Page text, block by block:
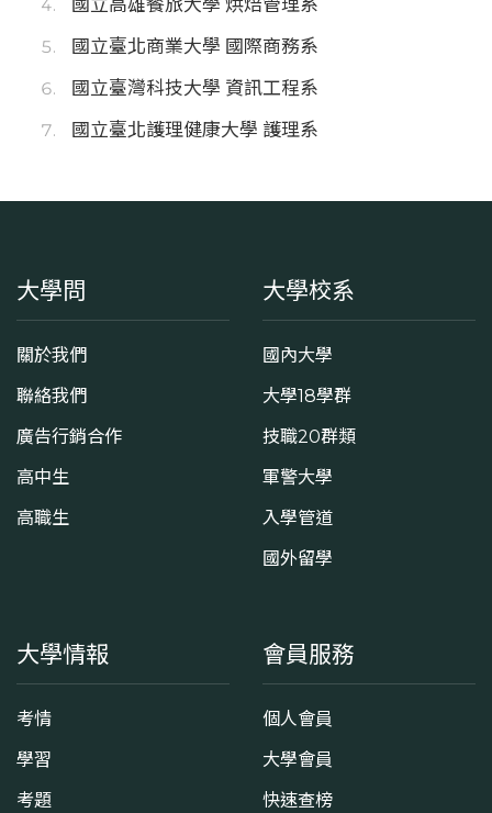
國立高雄餐旅大學 烘焙管理系
國立臺北商業大學 國際商務系
國立臺灣科技大學 資訊工程系
國立臺北護理健康大學 護理系
大學問
關於我們
聯絡我們
廣告行銷合作
高中生
高職生
大學校系
國內大學
大學18學群
技職20群類
軍警大學
入學管道
國外留學
大學情報
考情
學習
考題
會員服務
個人會員
大學會員
快速查榜